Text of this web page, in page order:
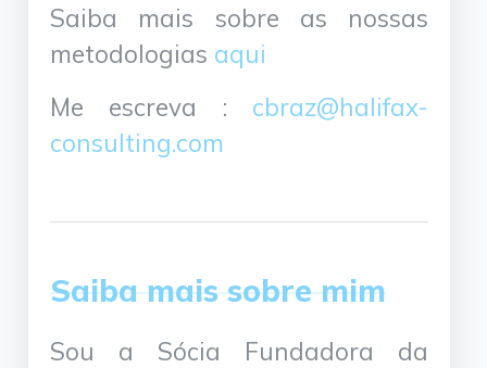
Saiba mais sobre as nossas
metodologias aqui
Me escreva : cbraz@halifax-
consulting.com
Saiba mais sobre mim
Sou a Sócia Fundadora da